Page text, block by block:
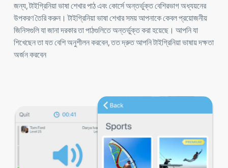
জন্য, টাইগ্রিনিয়া ভাষা শেখার পাঠ এবং কোর্সে অন্তর্ভুক্ত বেশিরভাগ অধ্যয়নের
উপকরণ তৈরি করুন। টাইগ্রিনিয়া ভাষা শেখার সময় আপনাকে কেবল প্রয়োজনীয়
জিনিসগুলি যা জানা দরকার তা পাঠগুলিতে অন্তর্ভুক্ত করা হয়েছে। আপনি যা
শিখেছেন তা যত বেশি অনুশীলন করবেন, তত দ্রুত আপনি টাইগ্রিনিয়া ভাষায় দক্ষতা
অর্জন করবেন